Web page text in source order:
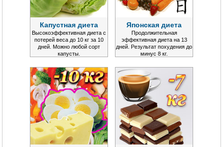
Капустная диета
Высокоэффективная диета с
потерей веса до 10 кг за 10
дней. Можно любой сорт
капусты.
Японская диета
Продолжительная
эффективная диета на 13
дней. Результат похудения до
минус 8 кг.